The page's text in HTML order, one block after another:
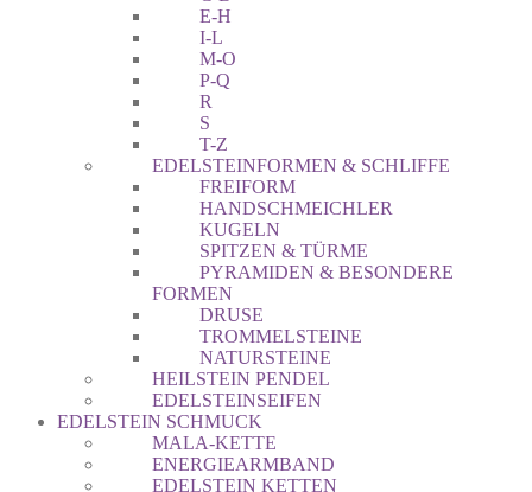
E-H
I-L
M-O
P-Q
R
S
T-Z
EDELSTEINFORMEN & SCHLIFFE
FREIFORM
HANDSCHMEICHLER
KUGELN
SPITZEN & TÜRME
PYRAMIDEN & BESONDERE
FORMEN
DRUSE
TROMMELSTEINE
NATURSTEINE
HEILSTEIN PENDEL
EDELSTEINSEIFEN
EDELSTEIN SCHMUCK
MALA-KETTE
ENERGIEARMBAND
EDELSTEIN KETTEN